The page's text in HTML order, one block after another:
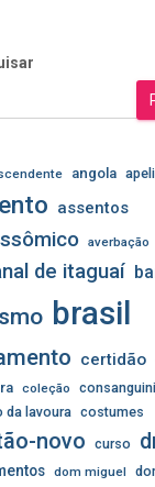
angola
assentos
averbação
de itaguaí
brasil
certidão
coleção
da lavoura costumes
novo curso
dom miguel